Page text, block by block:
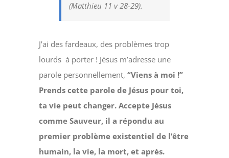
(Matthieu 11 v 28-29).
J’ai des fardeaux, des problèmes trop
lourds à porter ! Jésus m’adresse une
parole personnellement, “Viens à moi !”
Prends cette parole de Jésus pour toi,
ta vie peut changer. Accepte Jésus
comme Sauveur, il a répondu au
premier problème existentiel de l’être
humain, la vie, la mort, et après.